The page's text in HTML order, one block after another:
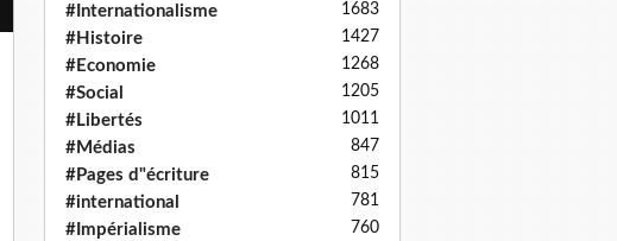
#Internationalisme 1683
#Histoire 1427
#Economie 1268
#Social 1205
#Libertés 1011
#Médias 847
#Pages d"écriture 815
#international 781
#Impérialisme 760